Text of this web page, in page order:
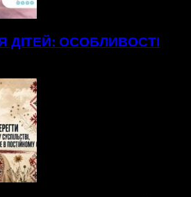
ДІТЕЙ: ОСОБЛИВОСТІ